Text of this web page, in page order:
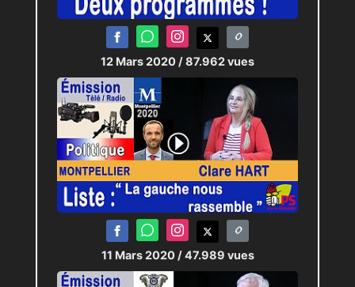
12 Mars 2020 / 87.962 vues
11 Mars 2020 / 47.989 vues